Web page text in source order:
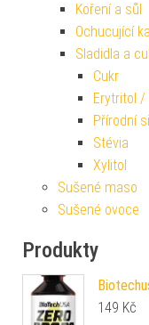
Koření a sůl
Ochucující
Sladidla a
Cukr
Erytritol /
Přírodní
Stévia
Xylitol
Sušené maso
Sušené ovoce
Produkty
149 Kč